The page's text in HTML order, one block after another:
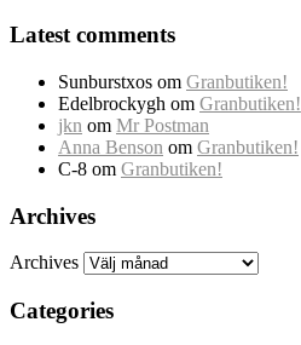
Latest comments
Sunburstxos om Granbutiken!
Edelbrockygh om Granbutiken!
jkn om Mr Postman
Anna Benson om Granbutiken!
C-8 om Granbutiken!
Archives
Archives
Categories